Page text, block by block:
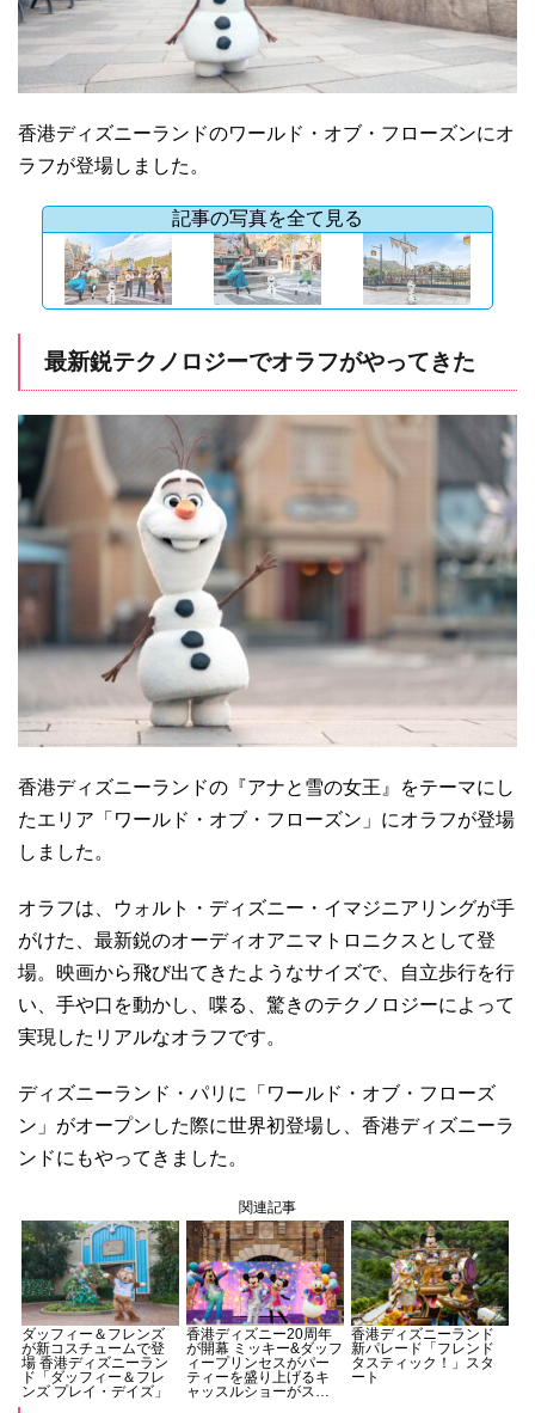
香港ディズニーランドのワールド・オブ・フローズンにオ
ラフが登場しました。
記事の写真を全て見る
最新鋭テクノロジーでオラフがやってきた
香港ディズニーランドの『アナと雪の女王』をテーマにし
たエリア「ワールド・オブ・フローズン」にオラフが登場
しました。
オラフは、ウォルト・ディズニー・イマジニアリングが手
がけた、最新鋭のオーディオアニマトロニクスとして登
場。映画から飛び出てきたようなサイズで、自立歩行を行
い、手や口を動かし、喋る、驚きのテクノロジーによって
実現したリアルなオラフです。
ディズニーランド・パリに「ワールド・オブ・フローズ
ン」がオープンした際に世界初登場し、香港ディズニーラ
ンドにもやってきました。
関連記事
ダッフィー＆フレンズ
が新コスチュームで登
場 香港ディズニーラン
ド「ダッフィー＆フレ
ンズ プレイ・デイズ」
香港ディズニー20周年
が開幕 ミッキー&ダッフ
ィープリンセスがパー
ティーを盛り上げるキ
ャッスルショーがスタ
香港ディズニーランド
新パレード「フレンド
タスティック！」スタ
ート